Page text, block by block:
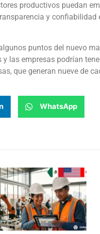
productivos puedan
y confiabilidad
puntos del nuevo
las empresas podrían
que generan nueve de
WhatsApp